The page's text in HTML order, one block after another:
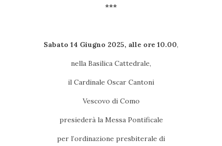
***
Sabato 14 Giugno 2025, alle ore 10.00,
nella Basilica Cattedrale,
il Cardinale Oscar Cantoni
Vescovo di Como
presiederà la Messa Pontificale
per l’ordinazione presbiterale di